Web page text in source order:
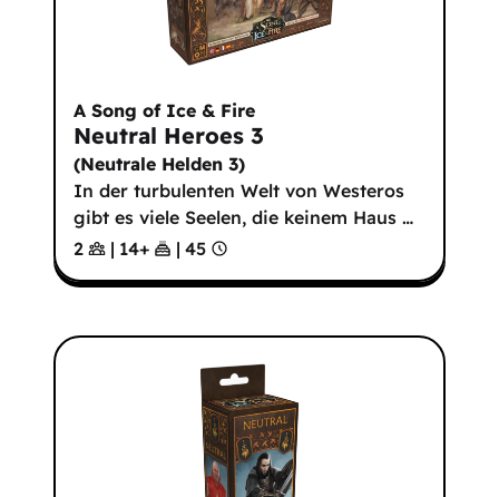
A Song of Ice & Fire
Neutral Heroes 3
(Neutrale Helden 3)
In der turbulenten Welt von Westeros
gibt es viele Seelen, die keinem Haus …
2
| 14+ | 45